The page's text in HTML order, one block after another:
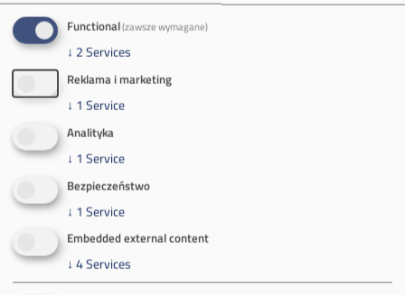
Spółka Południowy Koncern Węglowy
Zakład Górniczy Brzeszcze
Zakład Górniczy Janina
Functional(zawsze wymagane)
↓ 2Services
Reklama i marketing
↓ 1 Service
Analityka
↓ 1 Service
Bezpieczeństwo
↓ 1 Service
Embedded external content
↓ 4Services